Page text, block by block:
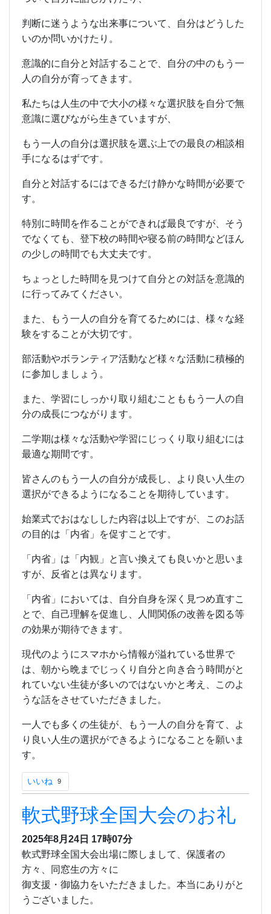
判断に迷うような出来事について、自分はどうした
いのか問いかけたり。
意識的に自分と対話することで、自分の中のもう一
人の自分が育ってきます。
私たちは人生の中で大小の様々な選択肢を自分で無
意識に選びながら生きていますが、
もう一人の自分は選択肢を選ぶ上での最良の相談相
手になるはずです。
自分と対話するにはできるだけ静かな時間が必要で
す。
特別に時間を作ることができれば最良ですが、そう
でなくても、登下校の時間や寝る前の時間などほん
の少しの時間でも大丈夫です。
ちょっとした時間を見つけて自分との対話を意識的
に行ってみてください。
また、もう一人の自分を育てるためには、様々な経
験をすることが大切です。
部活動やボランティア活動など様々な活動に積極的
に参加しましょう。
また、学習にしっかり取り組むことももう一人の自
分の成長につながります。
二学期は様々な活動や学習にじっくり取り組むには
最適な期間です。
皆さんのもう一人の自分が成長し、より良い人生の
選択ができるようになることを期待しています。
始業式でおはなしした内容は以上ですが、このお話
の目的は「内省」を促すことです。
「内省」は「内観」と言い換えても良いかと思いま
すが、反省とは異なります。
「内省」においては、自分自身を深く見つめ直すこ
とで、自己理解を促進し、人間関係の改善を図る等
の効果が期待できます。
現代のようにスマホから情報が溢れている世界で
は、朝から晩までじっくり自分と向き合う時間がと
れていない生徒が多いのではないかと考え、このよ
うな話をさせていただきました。
一人でも多くの生徒が、もう一人の自分を育て、よ
り良い人生の選択ができるようになることを願いま
す。
いいね 9
軟式野球全国大会のお礼
2025年8月24日 17時07分
軟式野球全国大会出場に際しまして、保護者の
方々、同窓生の方々に
御支援・御協力をいただきました。本当にありがと
うございました。